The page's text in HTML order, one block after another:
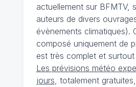
actuellement sur BFMTV,
auteurs de divers
évènements climatiques).
composé uniquement de
est très complet et
Les prévisions météo
jours , totalement